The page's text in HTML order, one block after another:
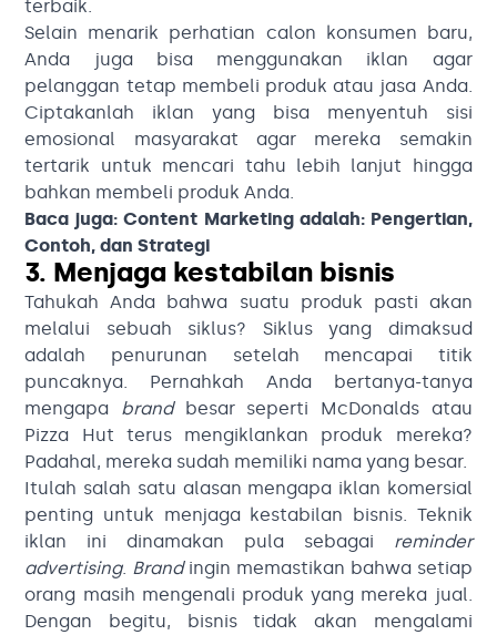
terbaik.
Selain menarik perhatian calon konsumen baru,
Anda juga bisa menggunakan iklan agar
pelanggan tetap membeli produk atau jasa Anda.
Ciptakanlah iklan yang bisa menyentuh sisi
emosional masyarakat agar mereka semakin
tertarik untuk mencari tahu lebih lanjut hingga
bahkan membeli produk Anda.
Baca juga:Content Marketing adalah: Pengertian,
Contoh, dan Strategi
3. Menjaga kestabilan bisnis
Tahukah Anda bahwa suatu produk pasti akan
melalui sebuah siklus? Siklus yang dimaksud
adalah penurunan setelah mencapai titik
puncaknya. Pernahkah Anda bertanya-tanya
mengapa brandbesar seperti McDonalds atau
Pizza Hut terus mengiklankan produk mereka?
Padahal, mereka sudah memiliki nama yang besar.
Itulah salah satu alasan mengapa iklan komersial
penting untuk menjaga kestabilan bisnis. Teknik
iklan ini dinamakan pula sebagai reminder
advertising. Brandingin memastikan bahwa setiap
orang masih mengenali produk yang mereka jual.
Dengan begitu, bisnis tidak akan mengalami